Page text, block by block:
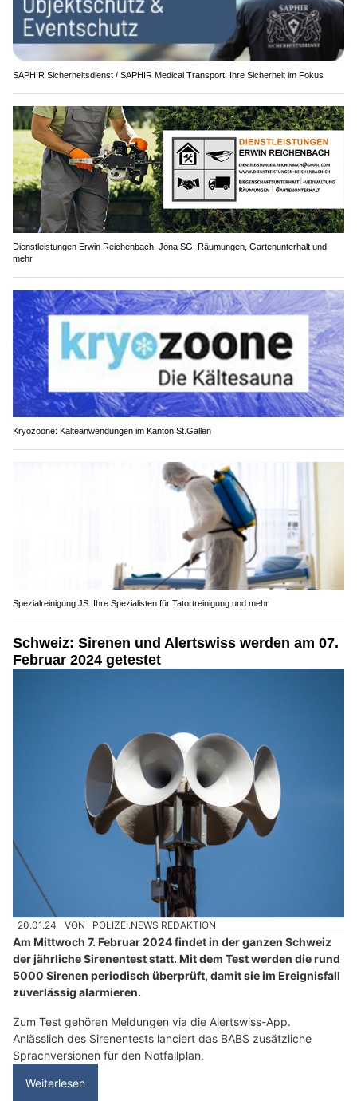
SAPHIR Sicherheitsdienst / SAPHIR Medical Transport: Ihre Sicherheit im Fokus
Dienstleistungen Erwin Reichenbach, Jona SG: Räumungen, Gartenunterhalt und
mehr
Kryozoone: Kälteanwendungen im Kanton St.Gallen
Spezialreinigung JS: Ihre Spezialisten für Tatortreinigung und mehr
Schweiz: Sirenen und Alertswiss werden am 07.
Februar 2024 getestet
20.01.24 VON POLIZEI.NEWS REDAKTION
Am Mittwoch 7. Februar 2024 findet in der ganzen Schweiz
der jährliche Sirenentest statt. Mit dem Test werden die rund
5000 Sirenen periodisch überprüft, damit sie im Ereignisfall
zuverlässig alarmieren.
Zum Test gehören Meldungen via die Alertswiss-App.
Anlässlich des Sirenentests lanciert das BABS zusätzliche
Sprachversionen für den Notfallplan.
Weiterlesen